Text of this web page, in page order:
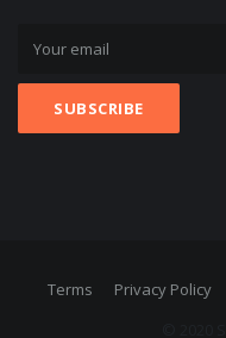
Terms Privacy Policy